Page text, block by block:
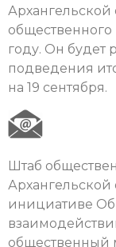
Архангельской
году. Он будет
подведения
на 19 сентября.
Штаб
инициативе
общественный